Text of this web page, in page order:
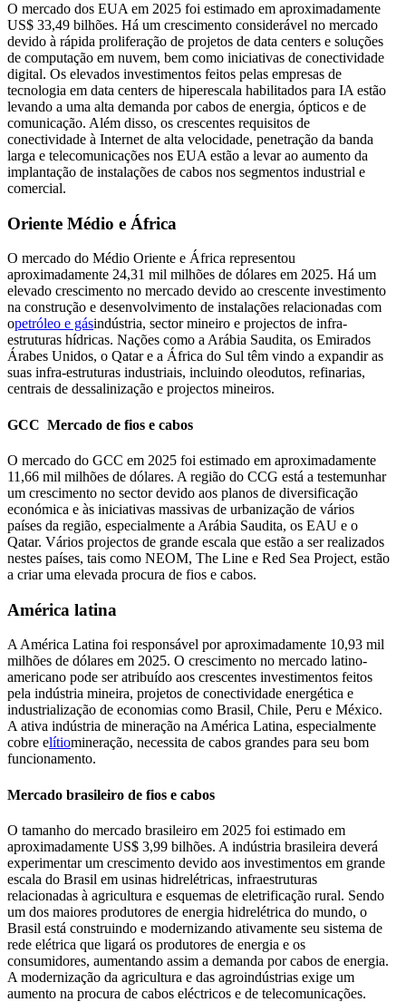
O mercado dos EUA em 2025 foi estimado em aproximadamente
US$ 33,49 bilhões. Há um crescimento considerável no mercado
devido à rápida proliferação de projetos de data centers e soluções
de computação em nuvem, bem como iniciativas de conectividade
digital. Os elevados investimentos feitos pelas empresas de
tecnologia em data centers de hiperescala habilitados para IA estão
levando a uma alta demanda por cabos de energia, ópticos e de
comunicação. Além disso, os crescentes requisitos de
conectividade à Internet de alta velocidade, penetração da banda
larga e telecomunicações nos EUA estão a levar ao aumento da
implantação de instalações de cabos nos segmentos industrial e
comercial.
Oriente Médio e África
O mercado do Médio Oriente e África representou
aproximadamente 24,31 mil milhões de dólares em 2025. Há um
elevado crescimento no mercado devido ao crescente investimento
na construção e desenvolvimento de instalações relacionadas com
opetróleo e gásindústria, sector mineiro e projectos de infra-
estruturas hídricas. Nações como a Arábia Saudita, os Emirados
Árabes Unidos, o Qatar e a África do Sul têm vindo a expandir as
suas infra-estruturas industriais, incluindo oleodutos, refinarias,
centrais de dessalinização e projectos mineiros.
GCC Mercado de fios e cabos
O mercado do GCC em 2025 foi estimado em aproximadamente
11,66 mil milhões de dólares. A região do CCG está a testemunhar
um crescimento no sector devido aos planos de diversificação
económica e às iniciativas massivas de urbanização de vários
países da região, especialmente a Arábia Saudita, os EAU e o
Qatar. Vários projectos de grande escala que estão a ser realizados
nestes países, tais como NEOM, The Line e Red Sea Project, estão
a criar uma elevada procura de fios e cabos.
América latina
A América Latina foi responsável por aproximadamente 10,93 mil
milhões de dólares em 2025. O crescimento no mercado latino-
americano pode ser atribuído aos crescentes investimentos feitos
pela indústria mineira, projetos de conectividade energética e
industrialização de economias como Brasil, Chile, Peru e México.
A ativa indústria de mineração na América Latina, especialmente
cobre elítiomineração, necessita de cabos grandes para seu bom
funcionamento.
Mercado brasileiro de fios e cabos
O tamanho do mercado brasileiro em 2025 foi estimado em
aproximadamente US$ 3,99 bilhões. A indústria brasileira deverá
experimentar um crescimento devido aos investimentos em grande
escala do Brasil em usinas hidrelétricas, infraestruturas
relacionadas à agricultura e esquemas de eletrificação rural. Sendo
um dos maiores produtores de energia hidrelétrica do mundo, o
Brasil está construindo e modernizando ativamente seu sistema de
rede elétrica que ligará os produtores de energia e os
consumidores, aumentando assim a demanda por cabos de energia.
A modernização da agricultura e das agroindústrias exige um
aumento na procura de cabos eléctricos e de telecomunicações.